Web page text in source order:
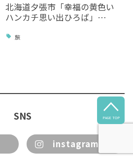
北海道夕張市「幸福の黄色い
ハンカチ思い出ひろば」…
旅
SNS
instagram

PAGE TOP